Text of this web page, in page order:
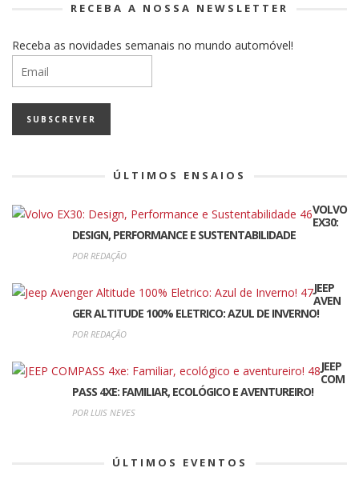
RECEBA A NOSSA NEWSLETTER
Receba as novidades semanais no mundo automóvel!
ÚLTIMOS ENSAIOS
VOLVO
EX30:
DESIGN, PERFORMANCE E SUSTENTABILIDADE
POR REDAÇÃO
JEEP
AVEN
GER ALTITUDE 100% ELETRICO: AZUL DE INVERNO!
POR REDAÇÃO
JEEP
COM
PASS 4XE: FAMILIAR, ECOLÓGICO E AVENTUREIRO!
POR LUIS NEVES
ÚLTIMOS EVENTOS